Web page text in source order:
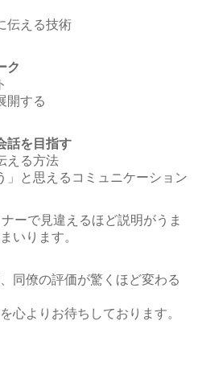
伝える技術
ク
開する
話を目指す
える方法
」と思えるコミュニケーション
ーで見違えるほど説明がうま
いります。
同僚の評価が驚くほど変わる
心よりお待ちしております。